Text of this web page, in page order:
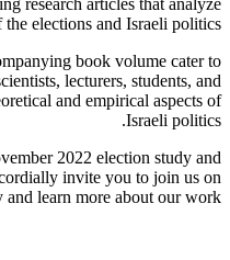
the elections and Israeli politics.
book volume cater to
lecturers, students, and
and empirical aspects of
Israeli politics.
2022 election study and
invite you to join us on
learn more about our work >>>